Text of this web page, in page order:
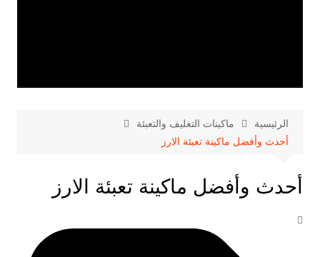
الرئيسية
ماكينات التغليف والتعبئة
أحدث وأفضل ماكينة تعبئة الارز
أحدث وأفضل ماكينة تعبئة الارز